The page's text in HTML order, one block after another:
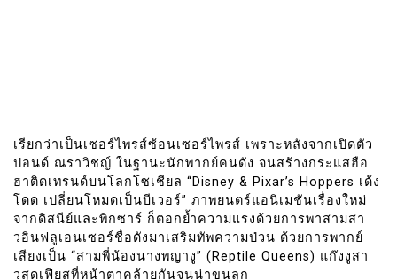
เรียกว่าเป็นเซอร์ไพรส์ซ้อนเซอร์ไพรส์ เพราะหลังจากเปิดตัว
ปอนด์ ณราวิชญ์ ในฐานะนักพากย์คนดัง จนสร้างกระแสฮือ
ฮาติดเทรนด์บนโลกโซเชียล “Disney & Pixar’s Hoppers เด้ง
โดด เปลี่ยนโหมดเป็นบีเวอร์” ภาพยนตร์แอนิเมชันเรื่องใหม่
จากดิสนีย์และพิกซาร์ ก็ตอกย้ำความแรงด้วยการพาสามสา
วอินฟลูเอนเซอร์ชื่อดังมาเสริมทัพความป่วน ด้วยการพากย์
เสียงเป็น “สามพี่น้องนางพญางู” (Reptile Queens) แก๊งงูสา
วสุดเฟียสที่หน้าตาคล้ายกันจนน่าขนลุก